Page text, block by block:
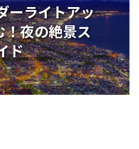
ーライトアッ
夜の絶景ス
ド